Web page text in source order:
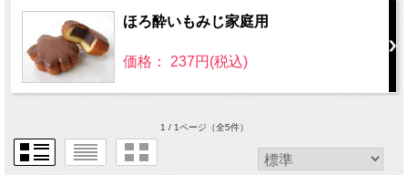
ほろ酔いもみじ家庭用
価格： 237円(税込)
1 / 1ページ（全5件）